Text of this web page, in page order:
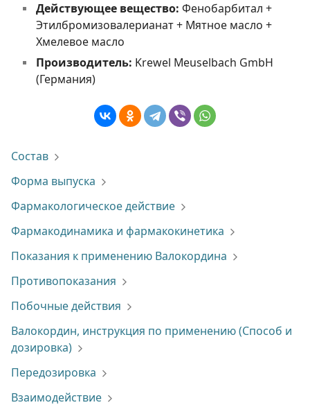
Действующее вещество: Фенобарбитал +
Этилбромизовалерианат + Мятное масло +
Хмелевое масло
Производитель: Krewel Meuselbach GmbH
(Германия)
Состав
Форма выпуска
Фармакологическое действие
Фармакодинамика и фармакокинетика
Показания к применению Валокордина
Противопоказания
Побочные действия
Валокордин, инструкция по применению (Способ и
дозировка)
Передозировка
Взаимодействие